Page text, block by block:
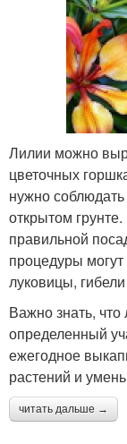
Лилии можно
цветочных
нужно
открытом
правильной
процедуры
луковицы,
Важно знать,
определенный
ежегодное
растений и
читать дальше →